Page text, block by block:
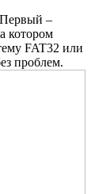
Первый –
котором
FAT32 или
проблем.